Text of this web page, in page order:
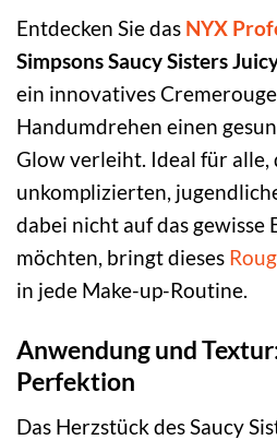
Entdecken Sie das NYX
Simpsons Saucy Sisters
ein innovatives
Handumdrehen einen
Glow verleiht. Ideal für alle,
unkomplizierten,
dabei nicht auf das gewisse
möchten, bringt dieses
in jede Make-up-Routine.
Anwendung und
Perfektion
Das Herzstück des Saucy